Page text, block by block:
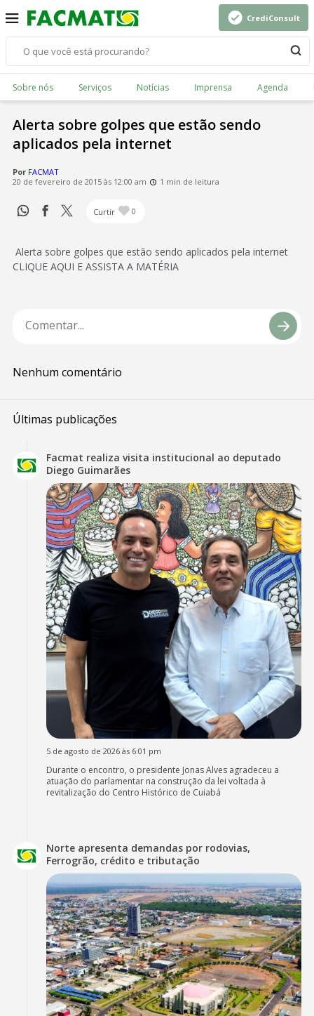
CrediConsult
Sobre nós Serviços Notícias Imprensa Agenda
Alerta sobre golpes que estão sendo
aplicados pela internet
Por FACMAT
20 de fevereiro de 2015 às 12:00 am
1 min de leitura
Curtir 0
Alerta sobre golpes que estão sendo aplicados pela internet
CLIQUE AQUI E ASSISTA A MATÉRIA
Nenhum comentário
Últimas publicações
Facmat realiza visita institucional ao deputado
Diego Guimarães
5 de agosto de 2026 às 6:01 pm
Durante o encontro, o presidente Jonas Alves agradeceu a
atuação do parlamentar na construção da lei voltada à
revitalização do Centro Histórico de Cuiabá
Norte apresenta demandas por rodovias,
Ferrogrão, crédito e tributação